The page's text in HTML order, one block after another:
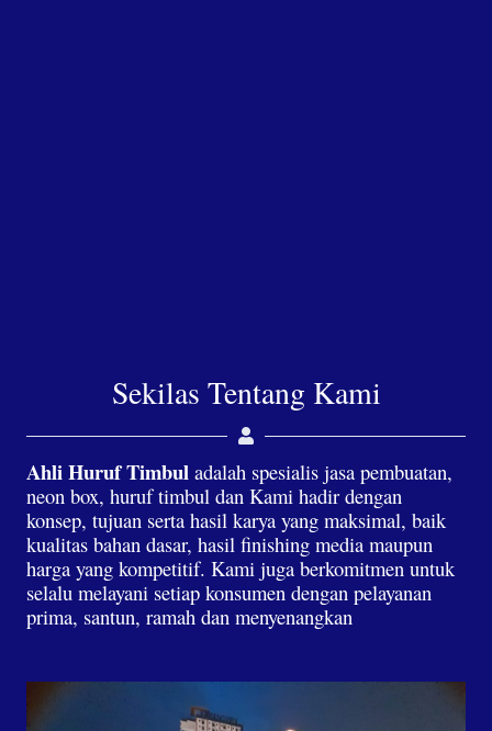
Sekilas Tentang Kami
Ahli Huruf Timbul adalah spesialis jasa pembuatan,
neon box, huruf timbul dan Kami hadir dengan
konsep, tujuan serta hasil karya yang maksimal, baik
kualitas bahan dasar, hasil finishing media maupun
harga yang kompetitif. Kami juga berkomitmen untuk
selalu melayani setiap konsumen dengan pelayanan
prima, santun, ramah dan menyenangkan